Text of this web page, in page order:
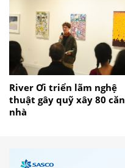
River Ơi triển lãm nghệ
thuật gây quỹ xây 80 căn
nhà